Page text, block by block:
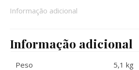
Informação adicional
Informação adicional
Peso 5,1 kg